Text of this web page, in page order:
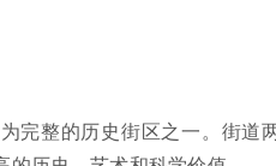
完整的历史街区之一。街道